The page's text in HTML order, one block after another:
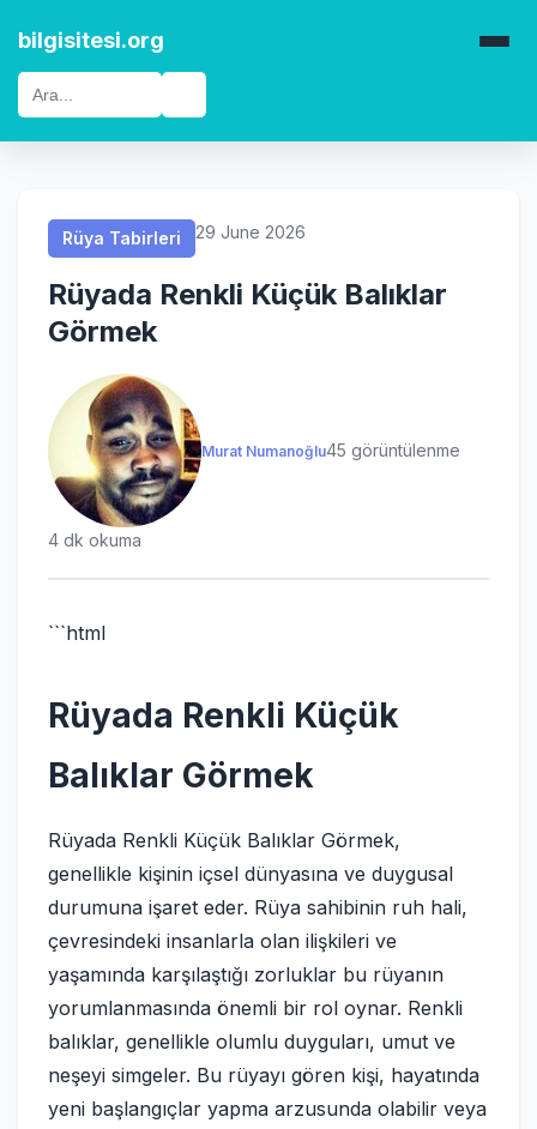
bilgisitesi.org
Rüya Tabirleri 29 June 2026
Rüyada Renkli Küçük Balıklar
Görmek
Murat Numanoğlu45 görüntülenme
4 dk okuma
```html
Rüyada Renkli Küçük
Balıklar Görmek
Rüyada Renkli Küçük Balıklar Görmek,
genellikle kişinin içsel dünyasına ve duygusal
durumuna işaret eder. Rüya sahibinin ruh hali,
çevresindeki insanlarla olan ilişkileri ve
yaşamında karşılaştığı zorluklar bu rüyanın
yorumlanmasında önemli bir rol oynar. Renkli
balıklar, genellikle olumlu duyguları, umut ve
neşeyi simgeler. Bu rüyayı gören kişi, hayatında
yeni başlangıçlar yapma arzusunda olabilir veya
Rüya Tabirleri
Rüya Tabirleri
Rüya Tabirleri
Rüya Tabirleri